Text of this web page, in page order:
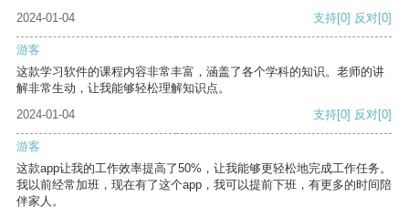
2024-01-04
支持[0] 反对[0]
游客
这款学习软件的课程内容非常丰富，涵盖了各个学科的知识。老师的讲
解非常生动，让我能够轻松理解知识点。
2024-01-04
支持[0] 反对[0]
游客
这款app让我的工作效率提高了50%，让我能够更轻松地完成工作任务。
我以前经常加班，现在有了这个app，我可以提前下班，有更多的时间陪
伴家人。